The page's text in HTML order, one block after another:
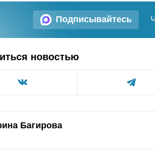
Подписывайтесь
новостью
Багирова